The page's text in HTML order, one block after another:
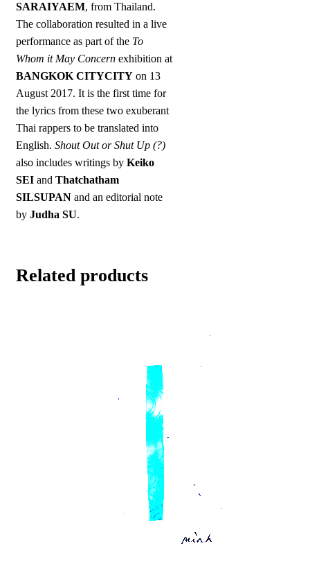
SARAIYAEM, from Thailand.
The collaboration resulted in a live
performance as part of the To
Whom it May Concernexhibition at
BANGKOK CITYCITYon 13
August 2017. It is the first time for
the lyrics from these two exuberant
Thai rappers to be translated into
English. Shout Out or Shut Up (?)
also includes writings by Keiko
SEIand Thatchatham
SILSUPANand an editorial note
by Judha SU.
Related products